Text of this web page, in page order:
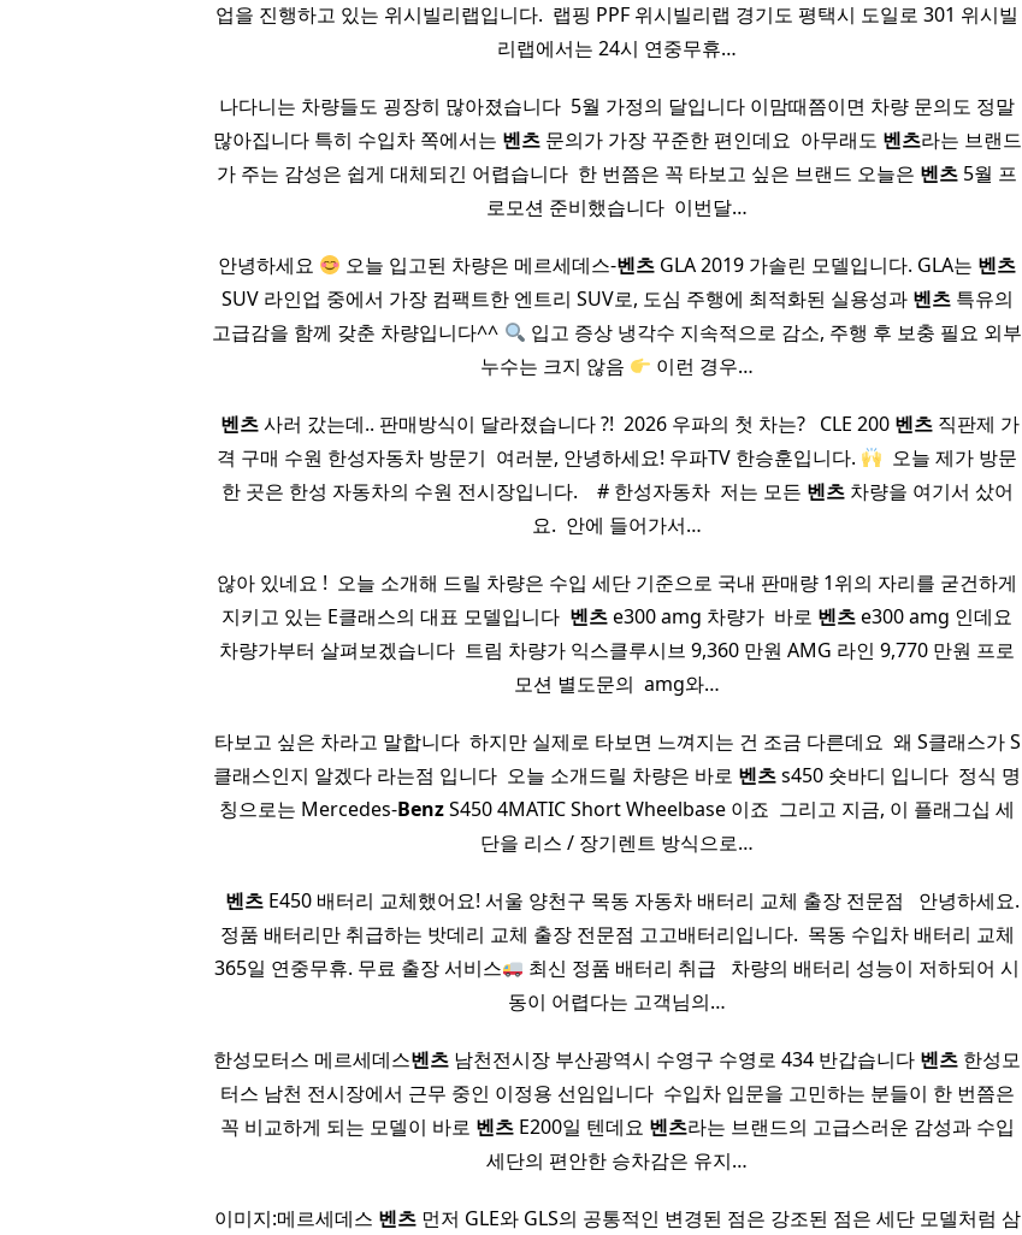
업을 진행하고 있는 위시빌리랩입니다. ​ 랩핑 PPF 위시빌리랩 경기도 평택시 도일로 301 위시빌
리랩에서는 24시 연중무휴…
나다니는 차량들도 굉장히 많아졌습니다 ​ 5월 가정의 달입니다 이맘때쯤이면 차량 문의도 정말
많아집니다 특히 수입차 쪽에서는 벤츠문의가 가장 꾸준한 편인데요 ​ 아무래도 벤츠라는 브랜드
가 주는 감성은 쉽게 대체되긴 어렵습니다 ​ 한 번쯤은 꼭 타보고 싶은 브랜드 오늘은 벤츠 5월 프
로모션 준비했습니다 ​ 이번달…
안녕하세요 오늘 입고된 차량은 메르세데스-벤츠 GLA 2019 가솔린 모델입니다. GLA는 벤츠
SUV 라인업 중에서 가장 컴팩트한 엔트리 SUV로, 도심 주행에 최적화된 실용성과 벤츠특유의
고급감을 함께 갖춘 차량입니다^^
입고 증상 냉각수 지속적으로 감소, 주행 후 보충 필요 외부
누수는 크지 않음
이런 경우…
벤츠사러 갔는데.. 판매방식이 달라졌습니다 ?! ​ 2026 우파의 첫 차는? ​ ​ CLE 200 벤츠직판제 가
격 구매 수원 한성자동차 방문기 ​ 여러분, 안녕하세요! 우파TV 한승훈입니다.
​ 오늘 제가 방문
한 곳은 한성 자동차의 수원 전시장입니다. ​ ​ ​ # 한성자동차 ​ 저는 모든 벤츠차량을 여기서 샀어
요. ​ 안에 들어가서…
않아 있네요 ! ​ 오늘 소개해 드릴 차량은 수입 세단 기준으로 국내 판매량 1위의 자리를 굳건하게
지키고 있는 E클래스의 대표 모델입니다 ​ 벤츠e300 amg 차량가 ​ 바로 벤츠e300 amg 인데요
차량가부터 살펴보겠습니다 ​ 트림 차량가 익스클루시브 9,360 만원 AMG 라인 9,770 만원 프로
모션 별도문의 ​ amg와…
타보고 싶은 차라고 말합니다 ​ 하지만 실제로 타보면 느껴지는 건 조금 다른데요 ​ 왜 S클래스가 S
클래스인지 알겠다 라는점 입니다 ​ 오늘 소개드릴 차량은 바로 벤츠s450 숏바디 입니다 ​ 정식 명
칭으로는 Mercedes-BenzS450 4MATIC Short Wheelbase 이죠 ​ 그리고 지금, 이 플래그십 세
단을 리스 / 장기렌트 방식으로…
벤츠E450 배터리 교체했어요! 서울 양천구 목동 자동차 배터리 교체 출장 전문점 ​ ​ 안녕하세요.
정품 배터리만 취급하는 밧데리 교체 출장 전문점 고고배터리입니다. ​ 목동 수입차 배터리 교체
365일 연중무휴. 무료 출장 서비스
최신 정품 배터리 취급 ​ ​ 차량의 배터리 성능이 저하되어 시
동이 어렵다는 고객님의…
한성모터스 메르세데스벤츠 남천전시장 부산광역시 수영구 수영로 434 반갑습니다 벤츠 한성모
터스 남천 전시장에서 근무 중인 이정용 선임입니다 ​ 수입차 입문을 고민하는 분들이 한 번쯤은
꼭 비교하게 되는 모델이 바로 벤츠E200일 텐데요 벤츠라는 브랜드의 고급스러운 감성과 수입
세단의 편안한 승차감은 유지…
이미지:메르세데스 벤츠먼저 GLE와 GLS의 공통적인 변경된 점은 강조된 점은 세단 모델처럼 삼